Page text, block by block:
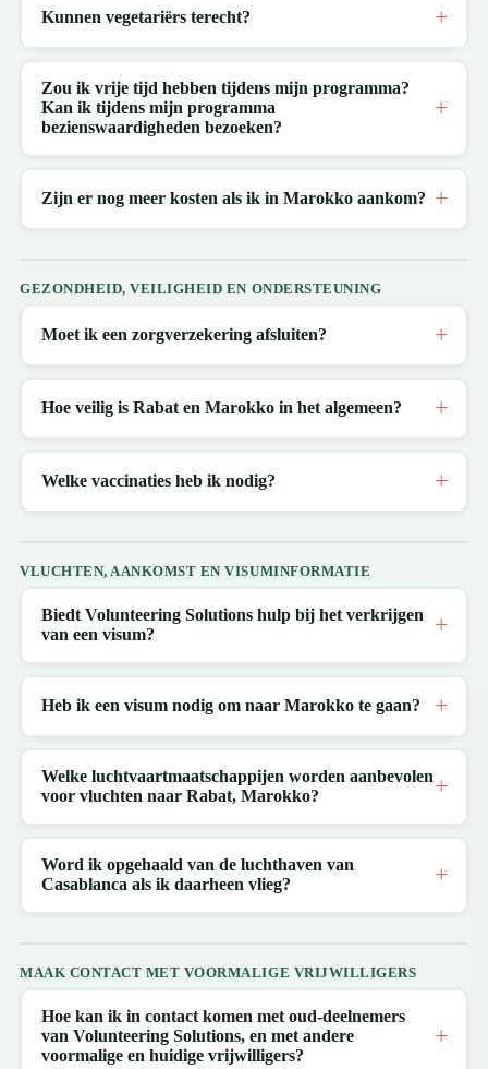
Kunnen vegetariërs terecht?
Zou ik vrije tijd hebben tijdens mijn programma?
Kan ik tijdens mijn programma
bezienswaardigheden bezoeken?
Zijn er nog meer kosten als ik in Marokko aankom?
GEZONDHEID, VEILIGHEID EN ONDERSTEUNING
Moet ik een zorgverzekering afsluiten?
Hoe veilig is Rabat en Marokko in het algemeen?
Welke vaccinaties heb ik nodig?
VLUCHTEN, AANKOMST EN VISUMINFORMATIE
Biedt Volunteering Solutions hulp bij het verkrijgen
van een visum?
Heb ik een visum nodig om naar Marokko te gaan?
Welke luchtvaartmaatschappijen worden aanbevolen
voor vluchten naar Rabat, Marokko?
Word ik opgehaald van de luchthaven van
Casablanca als ik daarheen vlieg?
MAAK CONTACT MET VOORMALIGE VRIJWILLIGERS
Hoe kan ik in contact komen met oud-deelnemers
van Volunteering Solutions, en met andere
voormalige en huidige vrijwilligers?